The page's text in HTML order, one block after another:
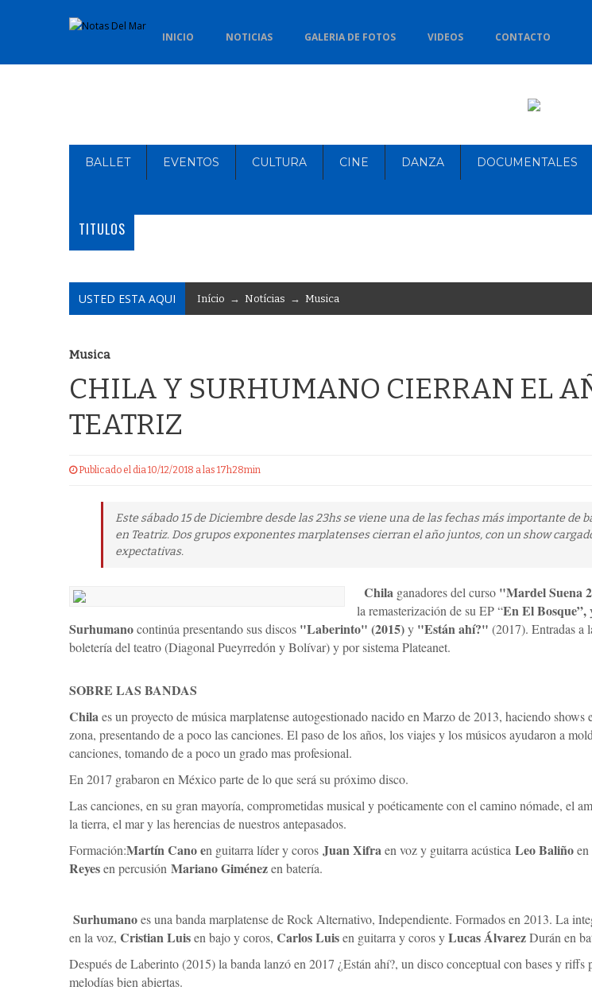
INICIO NOTICIAS GALERIA DE FOTOS VIDEOS CONTACTO
BALLET EVENTOS CULTURA CINE DANZA DOCUMENTALES
TITULOS
USTED ESTA AQUI Início → Notícias → Musica
Musica
CHILA Y SURHUMANO CIERRAN EL
TEATRIZ
Publicado el dia 10/12/2018 a las 17h28min
Este sábado 15 de Diciembre desde las 23hs se viene una de las fechas más importante de
en Teatriz. Dos grupos exponentes marplatenses cierran el año juntos, con un show
expectativas.
Chila ganadores del curso "Mardel Suena
la remasterización de su EP “En El Bosque”,
Surhumanocontinúa presentando sus discos "Laberinto" (2015)y "Están ahí?" (2017). Entradas a
boletería del teatro (Diagonal Pueyrredón y Bolívar) y por sistema Plateanet.
SOBRE LAS BANDAS
Chilaes un proyecto de música marplatense autogestionado nacido en Marzo de 2013, haciendo shows
zona, presentando de a poco las canciones. El paso de los años, los viajes y los músicos ayudaron a
canciones, tomando de a poco un grado mas profesional.
En 2017 grabaron en México parte de lo que será su próximo disco.
Las canciones, en su gran mayoría, comprometidas musical y poéticamente con el camino nómade, el
la tierra, el mar y las herencias de nuestros antepasados.
Formación:Martín Cano en guitarra líder y coros Juan Xifraen voz y guitarra acústica Leo Baliño
Reyesen percusión Mariano Giménezen batería.
Surhumanoes una banda marplatense de Rock Alternativo, Independiente. Formados en 2013. La
en la voz, Cristian Luisen bajo y coros, Carlos Luisen guitarra y coros yLucas ÁlvarezDurán en
Después de Laberinto (2015) la banda lanzó en 2017 ¿Están ahí?, un disco conceptual con bases y riffs
melodías bien abiertas.